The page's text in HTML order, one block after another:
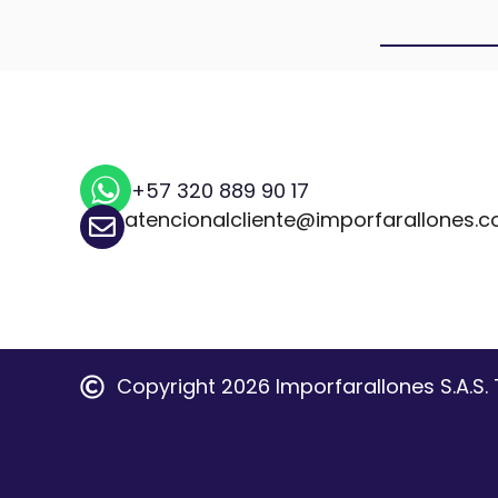
+57 320 889 90 17
Copyright 2026 Imporfarallones